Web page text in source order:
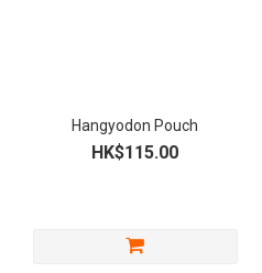
Hangyodon Pouch
HK$115.00